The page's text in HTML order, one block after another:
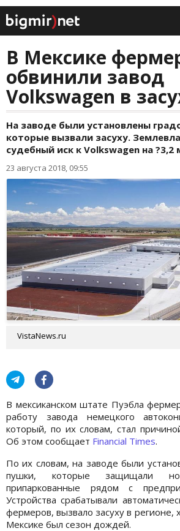
В Мексике
обвинили завод
Volkswagen в
На заводе были установлены
которые вызвали засуху.
судебный иск к Volkswagen на ?3,2
23 августа 2018, 09:55
VistaNews.ru
В мексиканском штате Пуэбла
работу завода немецкого
который, по их словам, стал
Об этом сообщает Financial Times.
По их словам, на заводе были
пушки, которые защищали
припаркованные рядом с
Устройства срабатывали
фермеров, вызвало засуху в регионе,
Мексике был сезон дождей.